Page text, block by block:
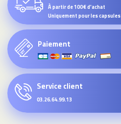
À partir de 100€ d'achat
Uniquement pour les capsules
Paiement
Service client
03.26.64.99.13